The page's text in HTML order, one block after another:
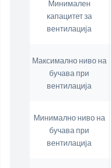
Минимален
капацитет за
вентилација
Максимално ниво на
бучава при
вентилација
Минимално ниво на
бучава при
вентилација